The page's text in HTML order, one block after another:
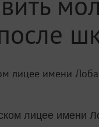
лицее имени
лицее имени